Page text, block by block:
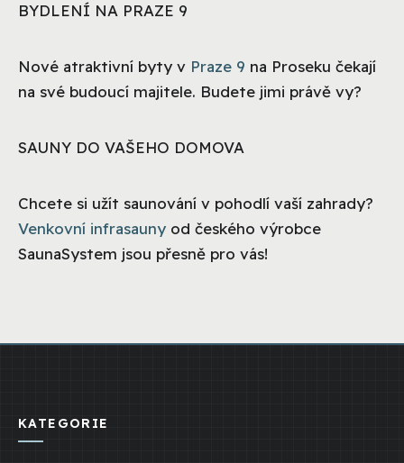
BYDLENÍ NA PRAZE 9
Nové atraktivní byty v Praze 9 na Proseku čekají
na své budoucí majitele. Budete jimi právě vy?
SAUNY DO VAŠEHO DOMOVA
Chcete si užít saunování v pohodlí vaší zahrady?
Venkovní infrasauny od českého výrobce
SaunaSystem jsou přesně pro vás!
KATEGORIE